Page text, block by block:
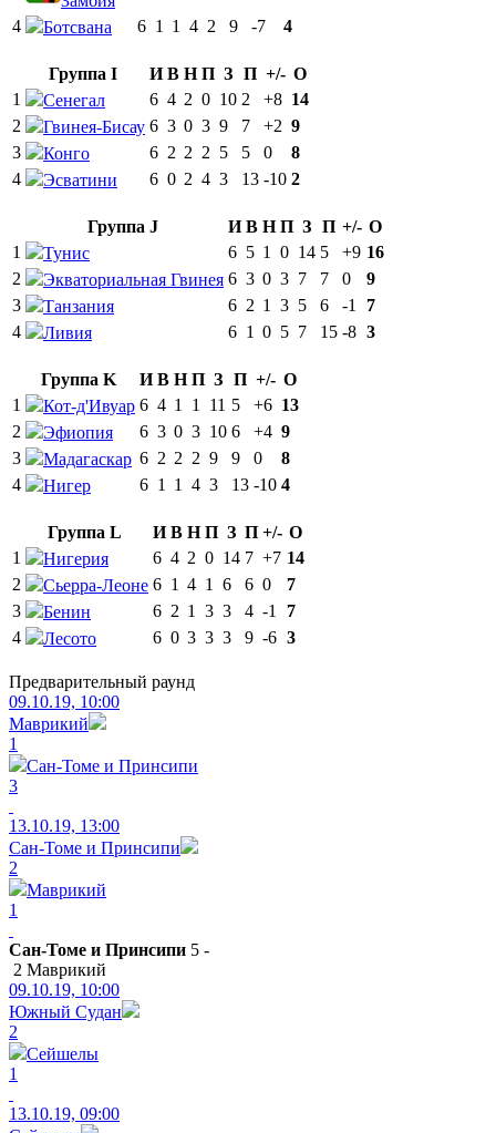
4
Ботсвана 6 1 1 4 2 9 -7 4
Группа I И В Н П З П +/- О
1
Сенегал 6 4 2 0 10 2 +8 14
2
Гвинея-Бисау 6 3 0 3 9 7 +2 9
3
Конго 6 2 2 2 5 5 0
8
4
Эсватини 6 0 2 4 3 13 -10 2
Группа J И В Н П З П +/- О
1
Тунис 6 5 1 0 14 5 +9 16
2
Экваториальная Гвинея 6 3 0 3 7 7 0
9
3
Танзания 6 2 1 3 5 6 -1
7
4
Ливия 6 1 0 5 7 15 -8 3
Группа K И В Н П З П +/- О
1
Кот-д'Ивуар 6 4 1 1 11 5 +6 13
2
Эфиопия 6 3 0 3 10 6 +4 9
3
Мадагаскар 6 2 2 2 9 9 0
8
4
Нигер 6 1 1 4 3 13 -10 4
Группа L И В Н П З П +/- О
1
Нигерия 6 4 2 0 14 7 +7 14
2
Сьерра-Леоне 6 1 4 1 6 6 0
7
3
Бенин 6 2 1 3 3 4 -1
7
4
Лесото 6 0 3 3 3 9 -6 3
Предварительный раунд
09.10.19, 10:00
Маврикий
1
Сан-Томе и Принсипи
3
13.10.19, 13:00
Сан-Томе и Принсипи
2
Маврикий
1
Сан-Томе и Принсипи 5 -
2 Маврикий
09.10.19, 10:00
Южный Судан
2
Сейшелы
1
13.10.19, 09:00